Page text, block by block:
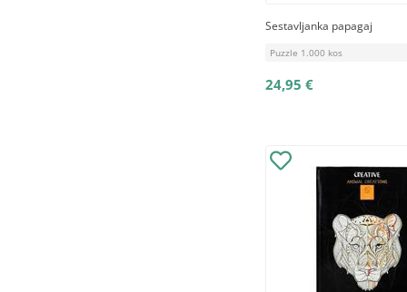
Sestavljanka papagaj
Puzzle 1.000 kos
24,95 €